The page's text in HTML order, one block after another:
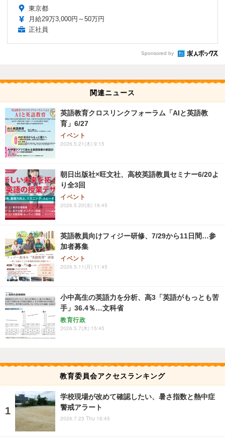
東京都
月給29万3,000円～50万円
正社員
Sponsored by
関連ニュース
英語教育クロスリンクフォーラム「AIと英語教
育」6/27
イベント
2026.5.21(木) 9:15
朝日出版社×旺文社、高校英語教員セミナー6/20よ
り全3回
イベント
2026.5.20(水) 16:45
英語教員向けフィジー研修、7/29から11日間…参
加者募集
イベント
2026.5.11(月) 11:45
小中高生の英語力を分析、高3「英語がもっとも苦
手」36.4％…文科省
教育行政
2026.5.7(木) 15:45
教育委員会アクセスランキング
学校現場が改めて確認したい、暑さ指数と熱中症
警戒アラート
2026.7.23 Thu 16:45